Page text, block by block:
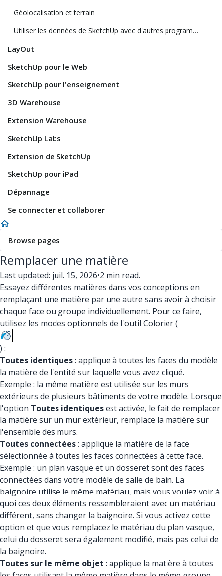
Géolocalisation et terrain
Utiliser les données de SketchUp avec d'autres programmes ou outils de modélisation
LayOut
SketchUp pour le Web
SketchUp pour l'enseignement
3D Warehouse
Extension Warehouse
SketchUp Labs
Extension de SketchUp
SketchUp pour iPad
Dépannage
Se connecter et collaborer
Browse pages
Remplacer une matière
Last updated: juil. 15, 2026•2 min read.
Essayez différentes matières dans vos conceptions en
remplaçant une matière par une autre sans avoir à choisir
chaque face ou groupe individuellement. Pour ce faire,
utilisez les modes optionnels de l'outil Colorier (
) :
Toutes identiques: applique à toutes les faces du modèle
la matière de l'entité sur laquelle vous avez cliqué.
Exemple : la même matière est utilisée sur les murs
extérieurs de plusieurs bâtiments de votre modèle. Lorsque
l'option Toutes identiquesest activée, le fait de remplacer
la matière sur un mur extérieur, remplace la matière sur
l'ensemble des murs.
Toutes connectées: applique la matière de la face
sélectionnée à toutes les faces connectées à cette face.
Exemple : un plan vasque et un dosseret sont des faces
connectées dans votre modèle de salle de bain. La
baignoire utilise le même matériau, mais vous voulez voir à
quoi ces deux éléments ressembleraient avec un matériau
différent, sans changer la baignoire. Si vous activez cette
option et que vous remplacez le matériau du plan vasque,
celui du dosseret sera également modifié, mais pas celui de
la baignoire.
Toutes sur le même objet : applique la matière à toutes